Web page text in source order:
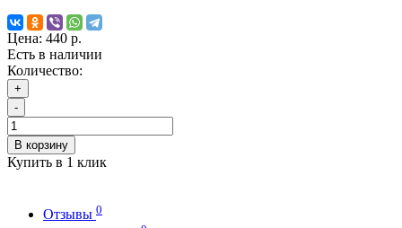
Цена: 440 р.
Есть в наличии
Количество:
+
-
В корзину
Купить в 1 клик
Отзывы 0